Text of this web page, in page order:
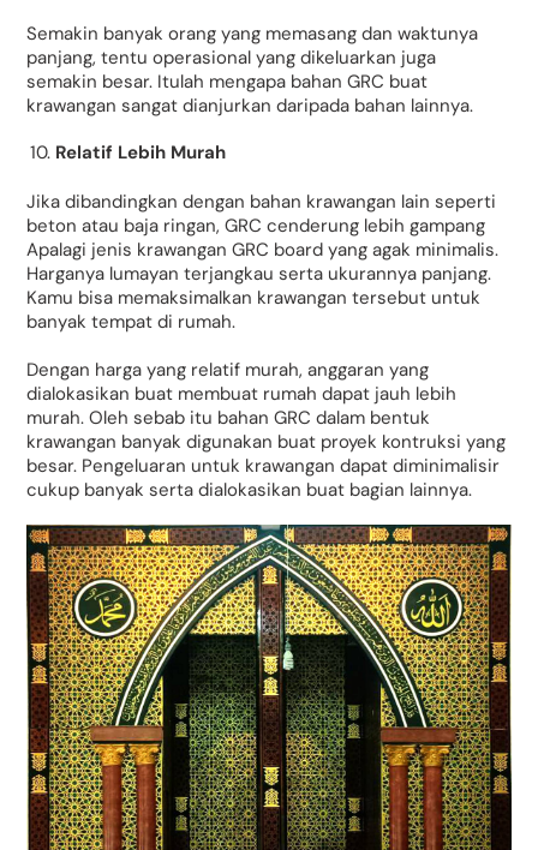
Semakin banyak orang yang memasang dan waktunya
panjang, tentu operasional yang dikeluarkan juga
semakin besar. Itulah mengapa bahan GRC buat
krawangan sangat dianjurkan daripada bahan lainnya.
Relatif Lebih Murah
Jika dibandingkan dengan bahan krawangan lain seperti
beton atau baja ringan, GRC cenderung lebih gampang
Apalagi jenis krawangan GRC board yang agak minimalis.
Harganya lumayan terjangkau serta ukurannya panjang.
Kamu bisa memaksimalkan krawangan tersebut untuk
banyak tempat di rumah.
Dengan harga yang relatif murah, anggaran yang
dialokasikan buat membuat rumah dapat jauh lebih
murah. Oleh sebab itu bahan GRC dalam bentuk
krawangan banyak digunakan buat proyek kontruksi yang
besar. Pengeluaran untuk krawangan dapat diminimalisir
cukup banyak serta dialokasikan buat bagian lainnya.